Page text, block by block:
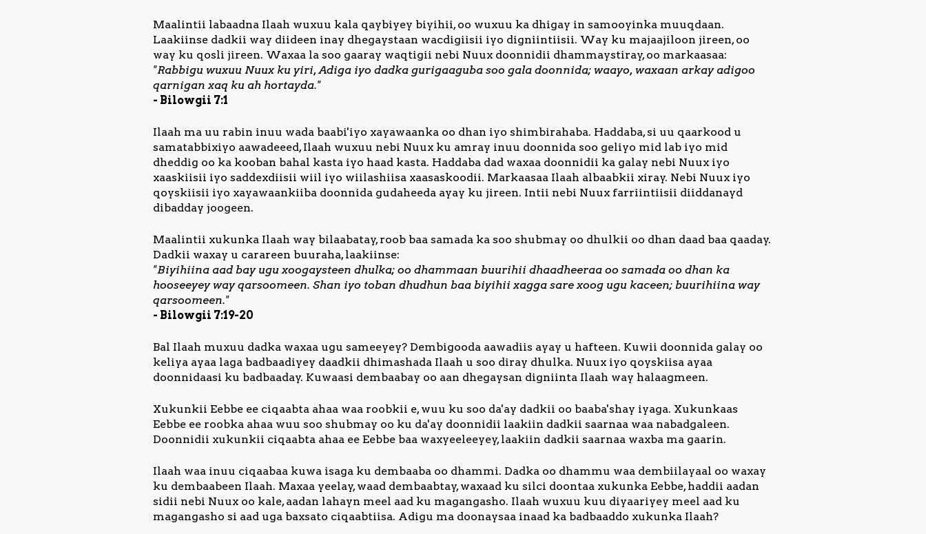
Maalintii labaadna Ilaah wuxuu kala qaybiyey biyihii, oo wuxuu ka dhigay in samooyinka muuqdaan.
Laakiinse dadkii way diideen inay dhegaystaan wacdigiisii iyo digniintiisii. Way ku majaajiloon jireen, oo
way ku qosli jireen. Waxaa la soo gaaray waqtigii nebi Nuux doonnidii dhammaystiray, oo markaasaa:
"Rabbigu wuxuu Nuux ku yiri, Adiga iyo dadka gurigaaguba soo gala doonnida; waayo, waxaan arkay adigoo
qarnigan xaq ku ah hortayda."
- Bilowgii 7:1
Ilaah ma uu rabin inuu wada baabi'iyo xayawaanka oo dhan iyo shimbirahaba. Haddaba, si uu qaarkood u
samatabbixiyo aawadeeed, Ilaah wuxuu nebi Nuux ku amray inuu doonnida soo geliyo mid lab iyo mid
dheddig oo ka kooban bahal kasta iyo haad kasta. Haddaba dad waxaa doonnidii ka galay nebi Nuux iyo
xaaskiisii iyo saddexdiisii wiil iyo wiilashiisa xaasaskoodii. Markaasaa Ilaah albaabkii xiray. Nebi Nuux iyo
qoyskiisii iyo xayawaankiiba doonnida gudaheeda ayay ku jireen. Intii nebi Nuux farriintiisii diiddanayd
dibadday joogeen.
Maalintii xukunka Ilaah way bilaabatay, roob baa samada ka soo shubmay oo dhulkii oo dhan daad baa qaaday.
Dadkii waxay u carareen buuraha, laakiinse:
"Biyihiina aad bay ugu xoogaysteen dhulka; oo dhammaan buurihii dhaadheeraa oo samada oo dhan ka
hooseeyey way qarsoomeen. Shan iyo toban dhudhun baa biyihii xagga sare xoog ugu kaceen; buurihiina way
qarsoomeen."
- Bilowgii 7:19-20
Bal Ilaah muxuu dadka waxaa ugu sameeyey? Dembigooda aawadiis ayay u hafteen. Kuwii doonnida galay oo
keliya ayaa laga badbaadiyey daadkii dhimashada Ilaah u soo diray dhulka. Nuux iyo qoyskiisa ayaa
doonnidaasi ku badbaaday. Kuwaasi dembaabay oo aan dhegaysan digniinta Ilaah way halaagmeen.
Xukunkii Eebbe ee ciqaabta ahaa waa roobkii e, wuu ku soo da'ay dadkii oo baaba'shay iyaga. Xukunkaas
Eebbe ee roobka ahaa wuu soo shubmay oo ku da'ay doonnidii laakiin dadkii saarnaa waa nabadgaleen.
Doonnidii xukunkii ciqaabta ahaa ee Eebbe baa waxyeeleeyey, laakiin dadkii saarnaa waxba ma gaarin.
Ilaah waa inuu ciqaabaa kuwa isaga ku dembaaba oo dhammi. Dadka oo dhammu waa dembiilayaal oo waxay
ku dembaabeen Ilaah. Maxaa yeelay, waad dembaabtay, waxaad ku silci doontaa xukunka Eebbe, haddii aadan
sidii nebi Nuux oo kale, aadan lahayn meel aad ku magangasho. Ilaah wuxuu kuu diyaariyey meel aad ku
magangasho si aad uga baxsato ciqaabtiisa. Adigu ma doonaysaa inaad ka badbaaddo xukunka Ilaah?